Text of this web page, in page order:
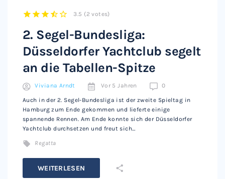
3.5 (2 votes)
2. Segel-Bundesliga:
Düsseldorfer Yachtclub segelt
an die Tabellen-Spitze
Viviana Arndt Vor 5 Jahren 0
Auch in der 2. Segel-Bundesliga ist der zweite Spieltag in
Hamburg zum Ende gekommen und lieferte einige
spannende Rennen. Am Ende konnte sich der Düsseldorfer
Yachtclub durchsetzen und freut sich…
Regatta
WEITERLESEN